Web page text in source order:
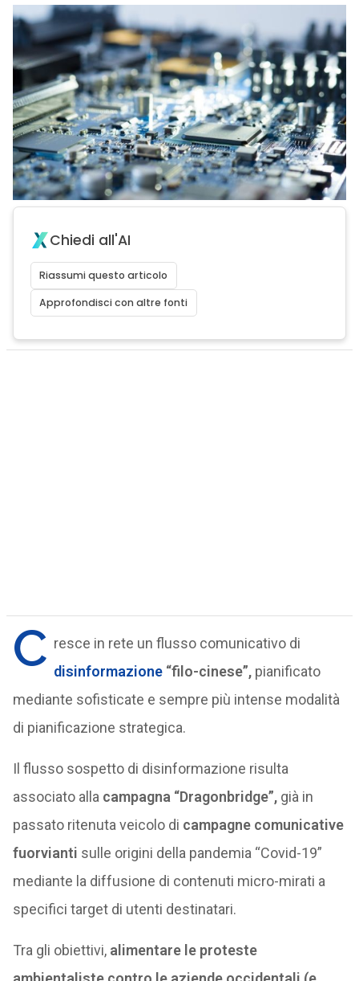
Chiedi all'AI
Riassumi questo articolo
Approfondisci con altre fonti
C resce in rete un flusso comunicativo di
disinformazione “filo-cinese”,pianificato
mediante sofisticate e sempre più intense modalità
di pianificazione strategica.
Il flusso sospetto di disinformazione risulta
associato alla campagna “Dragonbridge”,già in
passato ritenuta veicolo di campagne comunicative
fuorvianti sulle origini della pandemia “Covid-19”
mediante la diffusione di contenuti micro-mirati a
specifici target di utenti destinatari.
Tra gli obiettivi, alimentare le proteste